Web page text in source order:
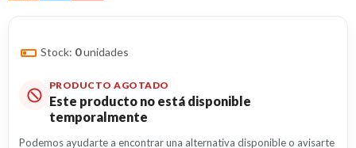
Stock: 0unidades
PRODUCTO AGOTADO
Este producto no está disponible
temporalmente
Podemos ayudarte a encontrar una alternativa disponible o avisarte